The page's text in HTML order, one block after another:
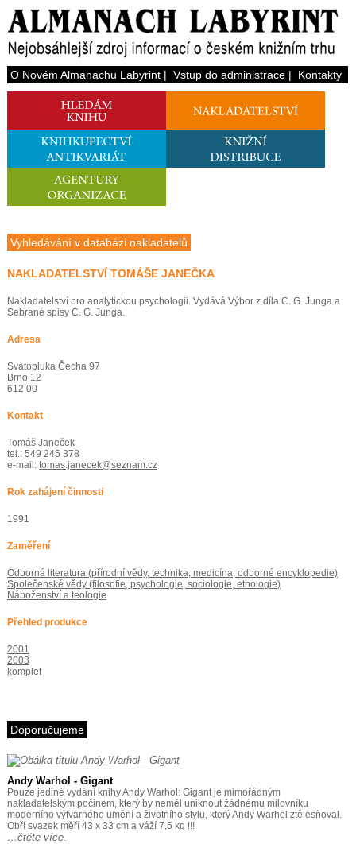
O Novém Almanachu Labyrint| Vstup do administrace| Kontakty
Vyhledávání v databázi nakladatelů
NAKLADATELSTVÍ TOMÁŠE JANEČKA
Nakladatelství pro analytickou psychologii. Vydává Výbor z díla C. G. Junga a
Sebrané spisy C. G. Junga.
Adresa
Svatopluka Čecha 97
Brno 12
612 00
Kontakt
Tomáš Janeček
tel.: 549 245 378
e-mail: tomas.janecek@seznam.cz
Rok zahájení činnosti
1991
Zaměření
Odborná literatura (přírodní vědy, technika, medicína, odborné encyklopedie)
Společenské vědy (filosofie, psychologie, sociologie, etnologie)
Náboženství a teologie
Přehled produkce
2001
2003
komplet
Doporučujeme
Andy Warhol - Gigant
Pouze jediné vydání knihy Andy Warhol: Gigant je mimořádným
nakladatelským počinem, který by neměl uniknout žádnému milovníku
moderního výtvarného umění a životního stylu, který Andy Warhol ztělesňoval.
Obří svazek měří 43 x 33 cm a váží 7,5 kg !!!
…čtěte více.